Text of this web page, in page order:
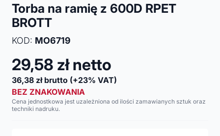
Torba na ramię z 600D RPET
BROTT
KOD: MO6719
29,58 zł netto
36,38 zł brutto (+23% VAT)
BEZ ZNAKOWANIA
Cena jednostkowa jest uzależniona od ilości zamawianych sztuk oraz
techniki nadruku.